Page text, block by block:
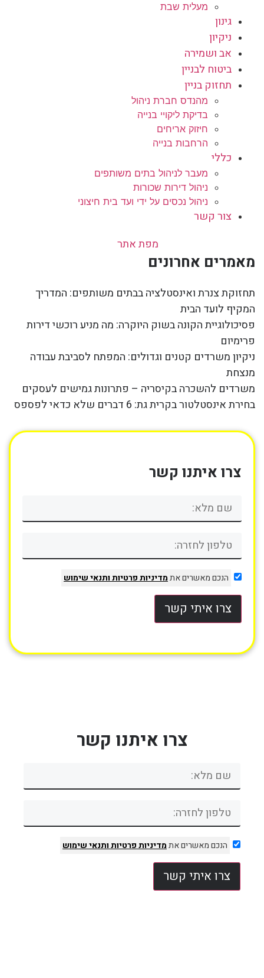
מעלית שבת
גינון
ניקיון
אב ושמירה
ביטוח לבניין
תחזוק בניין
מהנדס חברת ניהול
בדיקת ליקויי בנייה
חיזוק אריחים
הרחבות בנייה
כללי
מעבר לניהול בתים משותפים
ניהול דירות שכורות
ניהול נכסים על ידי ועד בית חיצוני
צור קשר
מפת אתר
מאמרים אחרונים
תחזוקת צנרת ואינסטלציה בבתים משותפים: המדריך
המקיף לועד הבית
פסיכולוגיית הקונה בשוק היוקרה: מה מניע רוכשי דירות
פרימיום
ניקיון משרדים קטנים וגדולים: המפתח לסביבת עבודה
מנצחת
משרדים להשכרה בקיסריה – פתרונות גמישים לעסקים
בחירת אינסטלטור בקרית גת: 6 דברים שלא כדאי לפספס
צרו איתנו קשר
הנכם מאשרים אתמדיניות פרטיותותנאי שימוש
צרו איתי קשר
צרו איתנו קשר
הנכם מאשרים אתמדיניות פרטיותותנאי שימוש
צרו איתי קשר